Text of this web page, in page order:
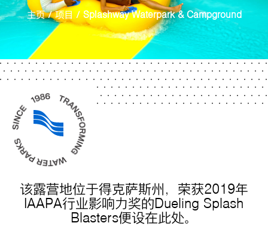
主页/项目 / Splashway Waterpark & Campground
该露营地位于得克萨斯州，荣获2019年
IAAPA行业影响力奖的Dueling Splash
Blasters便设在此处。